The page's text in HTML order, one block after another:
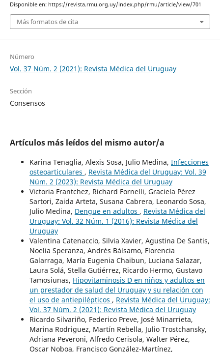
Disponible en: https://revista.rmu.org.uy/index.php/rmu/article/view/701
Más formatos de cita
Número
Vol. 37 Núm. 2 (2021): Revista Médica del Uruguay
Sección
Consensos
Artículos más leídos del mismo autor/a
Karina Tenaglia, Alexis Sosa, Julio Medina, Infecciones
osteoarticulares , Revista Médica del Uruguay: Vol. 39
Núm. 2 (2023): Revista Médica del Uruguay
Victoria Frantchez, Richard Fornelli, Graciela Pérez
Sartori, Zaida Arteta, Susana Cabrera, Leonardo Sosa,
Julio Medina, Dengue en adultos , Revista Médica del
Uruguay: Vol. 32 Núm. 1 (2016): Revista Médica del
Uruguay
Valentina Catenaccio, Silvia Xavier, Agustina De Santis,
Noelia Speranza, Andrés Bálsamo, Florencia
Galarraga, María Eugenia Chaibun, Luciana Salazar,
Laura Solá, Stella Gutiérrez, Ricardo Hermo, Gustavo
Tamosiunas, Hipovitaminosis D en niños y adultos en
un prestador de salud del Uruguay y su relación con
el uso de antiepilépticos , Revista Médica del Uruguay:
Vol. 37 Núm. 2 (2021): Revista Médica del Uruguay
Ricardo Silvariño, Federico Preve, José Minarrieta,
Marina Rodriguez, Martín Rebella, Julio Trostchansky,
Adriana Peveroni, Alfredo Cerisola, Walter Pérez,
Oscar Noboa, Francisco González-Martínez,